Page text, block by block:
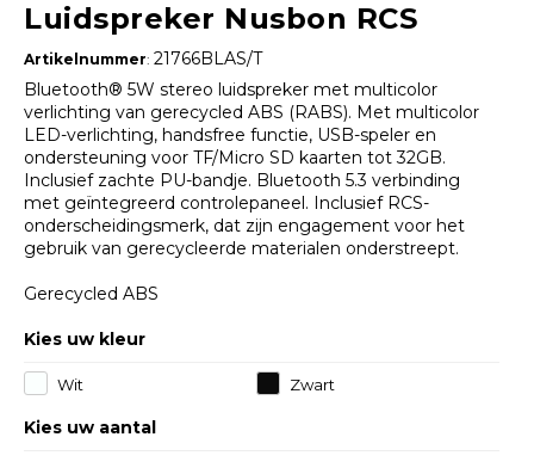
Luidspreker Nusbon RCS
Artikelnummer:21766BLAS/T
Bluetooth® 5W stereo luidspreker met multicolor
verlichting van gerecycled ABS (RABS). Met multicolor
LED-verlichting, handsfree functie, USB-speler en
ondersteuning voor TF/Micro SD kaarten tot 32GB.
Inclusief zachte PU-bandje. Bluetooth 5.3 verbinding
met geïntegreerd controlepaneel. Inclusief RCS-
onderscheidingsmerk, dat zijn engagement voor het
gebruik van gerecycleerde materialen onderstreept.
Gerecycled ABS
Kies uw kleur
Wit Zwart
Kies uw aantal